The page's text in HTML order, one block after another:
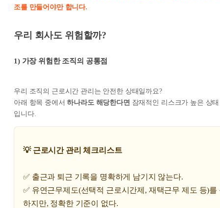
조를 만들어야만 합니다.
우리 회사도 위험할까?
1) 가장 위험한 조직의 공통점
우리 조직의 근로시간 관리는 안전한 상태일까요?
아래 항목 중에서하나라도 해당한다면 잠재적인 리스크가 높은 상태
입니다.
💡 근로시간 관리 체크리스트
✅ 출근과 퇴근 기록을 명확하게 남기지 않는다.
✅ 유연근무제도(선택적 근로시간제, 재택근무 제도 등)를
하지만, 정확한 기준이 없다.